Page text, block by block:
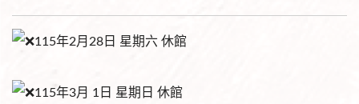
115年2月28日 星期六 休館
115年3月 1日 星期日 休館